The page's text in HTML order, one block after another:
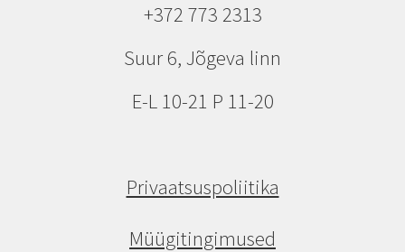
+372 773 2313
Suur 6, Jõgeva linn
E-L 10-21 P 11-20
Privaatsuspoliitika
Müügitingimused